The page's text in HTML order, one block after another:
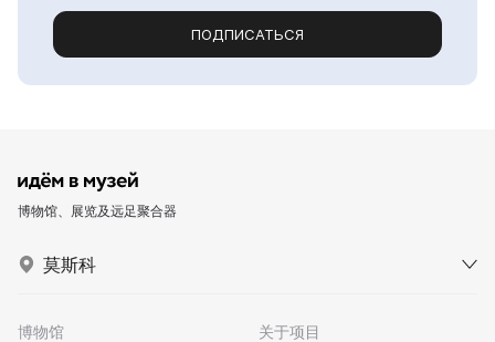
ПОДПИСАТЬСЯ
博物馆、展览及远足聚合器
莫斯科
博物馆
关于项目